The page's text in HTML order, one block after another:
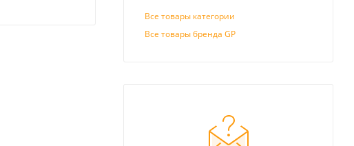
Все товары категории
Все товары бренда GP